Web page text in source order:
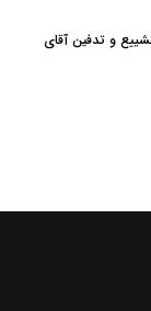
و تدفین آقای